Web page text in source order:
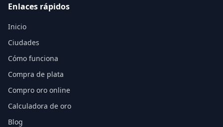
Enlaces rápidos
Inicio
Ciudades
Cómo funciona
Compra de plata
Compro oro online
Calculadora de oro
Blog